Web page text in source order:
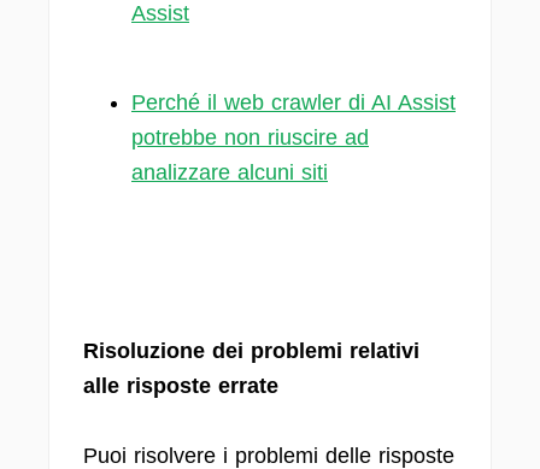
Assist
Perché il web crawler di AI Assist
potrebbe non riuscire ad
analizzare alcuni siti
Risoluzione dei problemi relativi
alle risposte errate
Puoi risolvere i problemi delle risposte